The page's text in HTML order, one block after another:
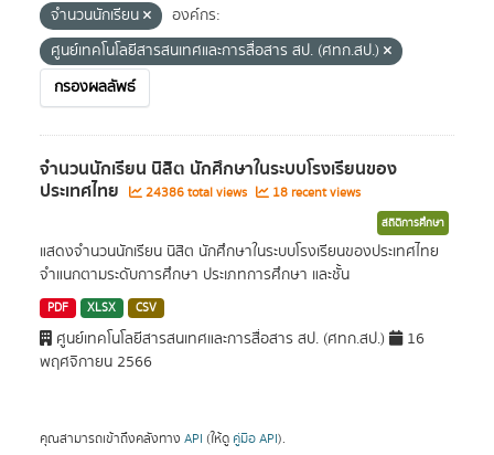
จำนวนนักเรียน
องค์กร:
ศูนย์เทคโนโลยีสารสนเทศและการสื่อสาร สป. (ศทก.สป.)
กรองผลลัพธ์
จำนวนนักเรียน นิสิต นักศึกษาในระบบโรงเรียนของ
ประเทศไทย 24386 total views 18 recent views
สถิติการศึกษา
แสดงจำนวนนักเรียน นิสิต นักศึกษาในระบบโรงเรียนของประเทศไทย
จำแนกตามระดับการศึกษา ประเภทการศึกษา และชั้น
PDF XLSX CSV
ศูนย์เทคโนโลยีสารสนเทศและการสื่อสาร สป. (ศทก.สป.)
16
พฤศจิกายน 2566
คุณสามารถเข้าถึงคลังทาง API (ให้ดู คู่มือ API).